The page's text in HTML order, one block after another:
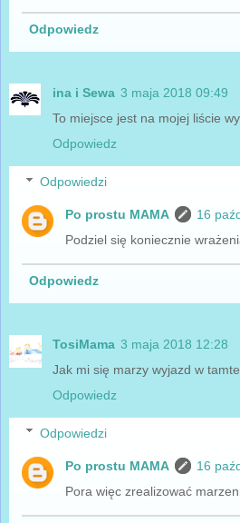
Odpowiedz
ina i Sewa 3 maja 2018 09:49
To miejsce jest na mojej liście
Odpowiedz
Odpowiedzi
Po prostu MAMA
16
Podziel się koniecznie
Odpowiedz
TosiMama 3 maja 2018 12:28
Jak mi się marzy wyjazd w
Odpowiedz
Odpowiedzi
Po prostu MAMA
16
Pora więc zrealizować